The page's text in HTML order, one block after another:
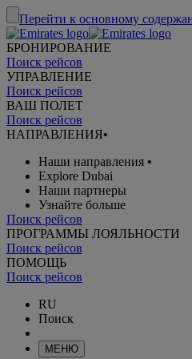
Перейти к основному
БРОНИРОВАНИЕ
Поиск рейсов
УПРАВЛЕНИЕ
Поиск рейсов
ВАШ ПОЛЕТ
Поиск рейсов
НАПРАВЛЕНИЯ•
Наши направления •
Explore Dubai
Наши партнеры
Узнайте больше
Поиск рейсов
ПРОГРАММЫ ЛОЯЛЬНОСТИ
Поиск рейсов
ПОМОЩЬ
Поиск рейсов
RU
Поиск
МЕНЮ